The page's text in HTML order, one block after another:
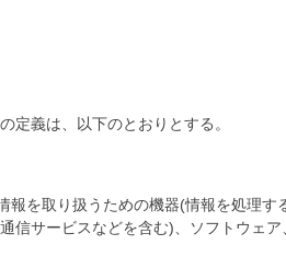
定義は、以下のとおりとする。
報を取り扱うための機器(情報を処理
信サービスなどを含む)、ソフトウェア